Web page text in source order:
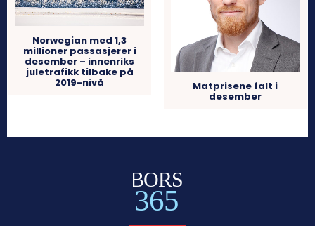
Norwegian med 1,3
millioner passasjerer i
desember – innenriks
juletrafikk tilbake på
2019-nivå Matprisene falt i
desember
BORS
365